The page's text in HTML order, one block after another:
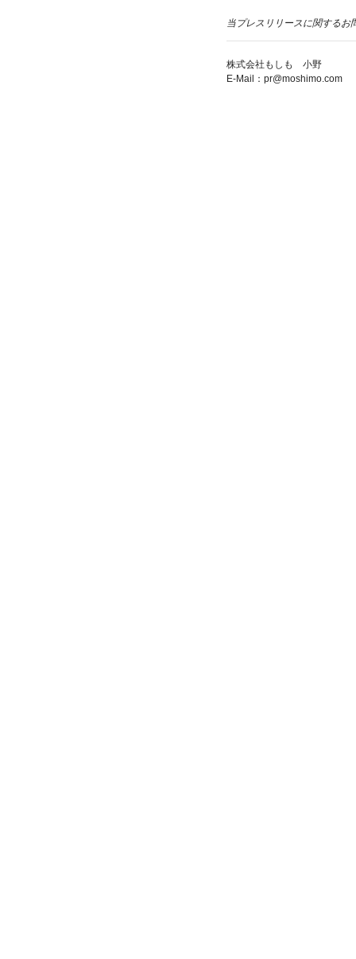
当プレスリリースに関するお
株式会社もしも 小野
E-Mail：pr@moshimo.com